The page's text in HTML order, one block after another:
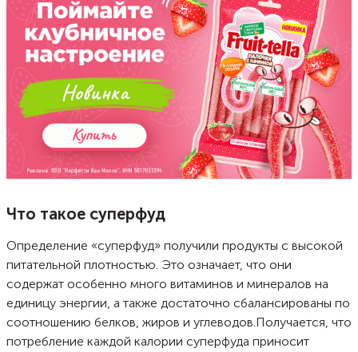
Что такое суперфуд
Определение «суперфуд» получили продукты с высокой
питательной плотностью. Это означает, что они
содержат особенно много витаминов и минералов на
единицу энергии, а также достаточно сбалансированы по
соотношению белков, жиров и углеводов.Получается, что
потребление каждой калории суперфуда приносит